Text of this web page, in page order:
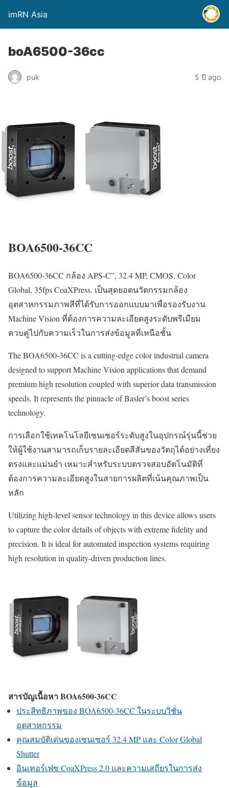
imRN Asia
boA6500-36cc
puk 5 ปี ago
BOA6500-36CC
BOA6500-36CC กล้อง APS-C”, 32.4 MP, CMOS, Color
Global, 35fps CoaXPress. เป็นสุดยอดนวัตกรรมกล้อง
อุตสาหกรรมภาพสีที่ได้รับการออกแบบมาเพื่อรองรับงาน
Machine Vision ที่ต้องการความละเอียดสูงระดับพรีเมียม
ควบคู่ไปกับความเร็วในการส่งข้อมูลที่เหนือชั้น
The BOA6500-36CC is a cutting-edge color industrial camera
designed to support Machine Vision applications that demand
premium high resolution coupled with superior data transmission
speeds. It represents the pinnacle of Basler’s boost series
technology.
การเลือกใช้เทคโนโลยีเซนเซอร์ระดับสูงในอุปกรณ์รุ่นนี้ช่วย
ให้ผู้ใช้งานสามารถเก็บรายละเอียดสีสันของวัตถุได้อย่างเที่ยง
ตรงและแม่นยำ เหมาะสำหรับระบบตรวจสอบอัตโนมัติที่
ต้องการความละเอียดสูงในสายการผลิตที่เน้นคุณภาพเป็น
หลัก
Utilizing high-level sensor technology in this device allows users
to capture the color details of objects with extreme fidelity and
precision. It is ideal for automated inspection systems requiring
high resolution in quality-driven production lines.
สารบัญเนื้อหา BOA6500-36CC
ประสิทธิภาพของ BOA6500-36CC ในระบบวิชั่น
อุตสาหกรรม
คุณสมบัติเด่นของเซนเซอร์ 32.4 MP และ Color Global
Shutter
อินเทอร์เฟซ CoaXPress 2.0 และความเสถียรในการส่ง
ข้อมูล